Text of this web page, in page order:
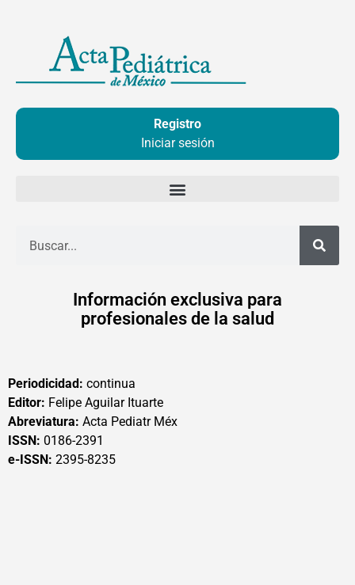
contenido
Registro
Iniciar sesión
Información exclusiva para
profesionales de la salud
Periodicidad: continua
Editor: Felipe Aguilar Ituarte
Abreviatura: Acta Pediatr Méx
ISSN: 0186-2391
e-ISSN: 2395-8235